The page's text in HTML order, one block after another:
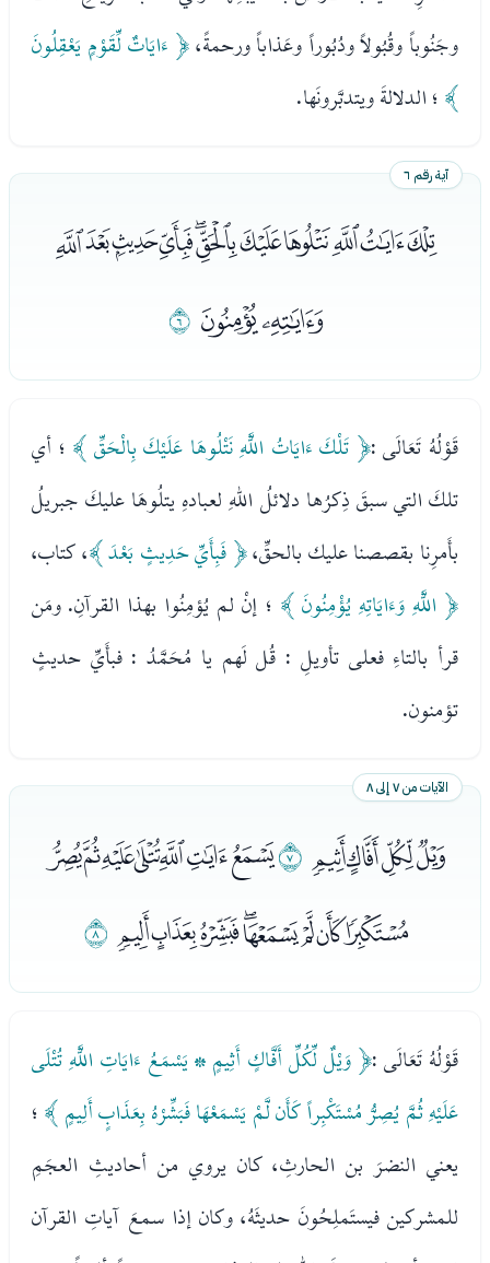
وجَنُوباً وقُبُولاً ودُبُوراً وعَذاباً ورحمةً،﴿ ءَايَاتٌ لِّقَوْمٍ يَعْقِلُونَ
﴾؛ الدلالةَ ويتدبَّرونَها.
آية رقم ٦
ﮀﮁﮂﮃﮄﮅﮆﮇﮈﮉﮊ
ﮋﮌﮍ
قَوْلُهُ تَعَالَى :﴿ تَلْكَ ءَايَاتُ اللَّهِ نَتْلُوهَا عَلَيْكَ بِالْحَقِّ ﴾ ؛ أي
تلكَ التي سبقَ ذِكرُها دلائلُ اللهِ لعبادهِ يتلُوهَا عليكَ جبريلُ
بأَمرِنا بقصصنا عليك بالحقِّ،﴿ فَبِأَيِّ حَدِيثٍ بَعْدَ ﴾، كتاب،
﴿ اللَّهِ وَءَايَاتِهِ يُؤْمِنُونَ ﴾ ؛ إنْ لم يُؤمِنُوا بهذا القرآنِ. ومَن
قرأ بالتاءِ فعلى تأويلِ : قُل لَهم يا مُحَمَّدُ : فبأَيِّ حديثٍ
تؤمنون.
الآيات من ٧ إلى ٨
ﮎﮏﮐﮑﮒﮓﮔﮕﮖﮗﮘﮙ
ﮚﮛﮜﮝﮞﮟﮠﮡﮢ
قَوْلُهُ تَعَالَى :﴿ وَيْلٌ لِّكُلِّ أَفَّاكٍ أَثِيمٍ * يَسْمَعُ ءَايَاتِ اللَّهِ تُتْلَى
عَلَيْهِ ثُمَّ يُصِرُّ مُسْتَكْبِراً كَأَن لَّمْ يَسْمَعْهَا فَبَشِّرْهُ بِعَذَابٍ أَلِيمٍ ﴾؛
يعني النضرَ بن الحارثِ، كان يروي من أحاديثِ العجَمِ
للمشركين فيستَملِحُونَ حديثَهُ، وكان إذا سمعَ آياتِ القرآن